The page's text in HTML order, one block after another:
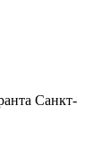
Санкт-